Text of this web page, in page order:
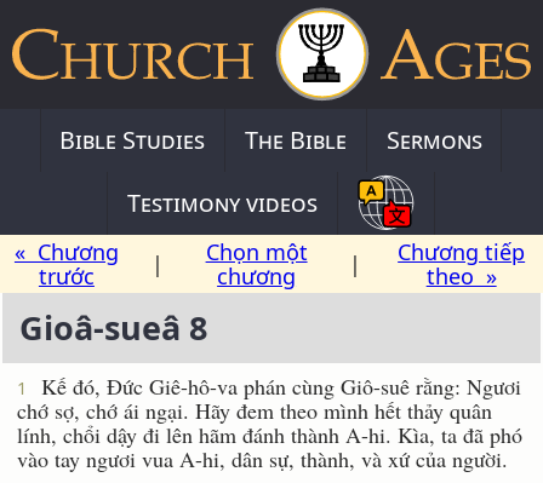
Bible Studies The Bible
Sermons
Testimony videos
« Chương
trước
|
Chọn một
chương
|
Chương tiếp
theo »
Gioâ-sueâ 8
1
Kế đó, Ðức Giê-hô-va phán cùng Giô-suê rằng: Ngươi
chớ sợ, chớ ái ngại. Hãy đem theo mình hết thảy quân
lính, chổi dậy đi lên hãm đánh thành A-hi. Kìa, ta đã phó
vào tay ngươi vua A-hi, dân sự, thành, và xứ của người.